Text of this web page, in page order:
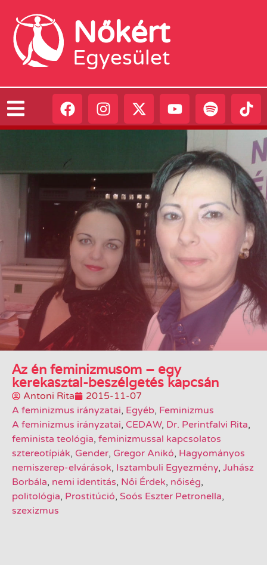
Nőkért
Egyesület
Az én feminizmusom – egy
kerekasztal-beszélgetés kapcsán
Antoni Rita
2015-11-07
A feminizmus irányzatai, Egyéb, Feminizmus
A feminizmus irányzatai, CEDAW, Dr. Perintfalvi Rita,
feminista teológia, feminizmussal kapcsolatos
sztereotípiák, Gender, Gregor Anikó, Hagyományos
nemiszerep-elvárások, Isztambuli Egyezmény, Juhász
Borbála, nemi identitás, Női Érdek, nőiség,
politológia, Prostitúció, Soós Eszter Petronella,
szexizmus